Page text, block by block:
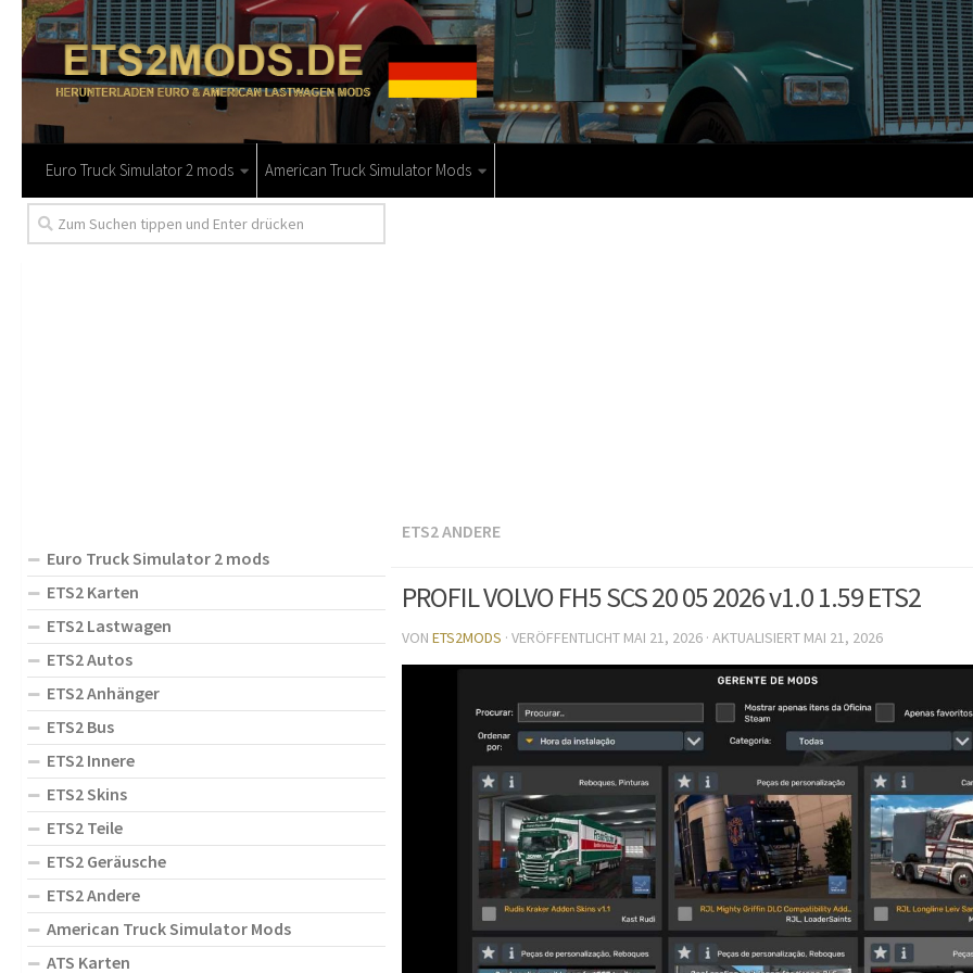
Euro Truck Simulator 2 mods American Truck Simulator Mods
ETS2 ANDERE
PROFIL VOLVO FH5 SCS 20 05 2026 v1.0 1.59 ETS2
VON ETS2MODS · VERÖFFENTLICHT MAI 21, 2026 · AKTUALISIERT MAI 21, 2026
Euro Truck Simulator 2 mods
ETS2 Karten
ETS2 Lastwagen
ETS2 Autos
ETS2 Anhänger
ETS2 Bus
ETS2 Innere
ETS2 Skins
ETS2 Teile
ETS2 Geräusche
ETS2 Andere
American Truck Simulator Mods
ATS Karten